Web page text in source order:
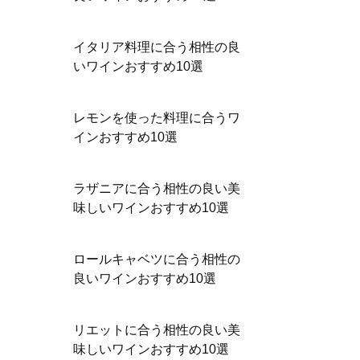
イタリア料理に合う相性の良
いワインおすすめ10選
レモンを使った料理に合うワ
インおすすめ10選
ラザニアに合う相性の良い美
味しいワインおすすめ10選
ロールキャベツに合う相性の
良いワインおすすめ10選
リエットに合う相性の良い美
味しいワインおすすめ10選